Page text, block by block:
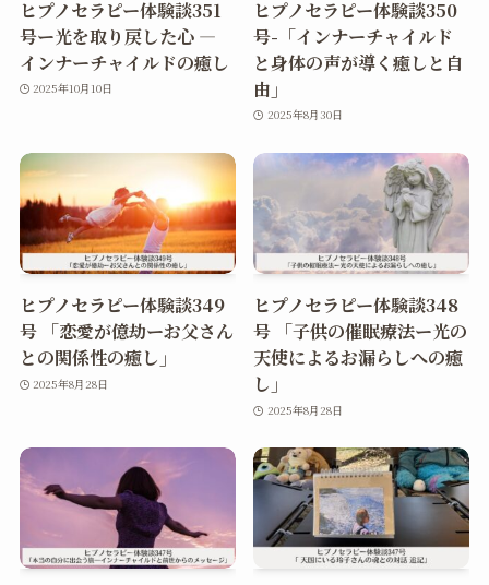
ヒプノセラピー体験談351
号ー光を取り戻した心 ―
インナーチャイルドの癒し
2025年10月10日
ヒプノセラピー体験談350
号-「インナーチャイルド
と身体の声が導く癒しと自
由」
2025年8月30日
ヒプノセラピー体験談349
号 「恋愛が億劫ーお父さん
との関係性の癒し」
2025年8月28日
ヒプノセラピー体験談348
号 「子供の催眠療法ー光の
天使によるお漏らしへの癒
し」
2025年8月28日